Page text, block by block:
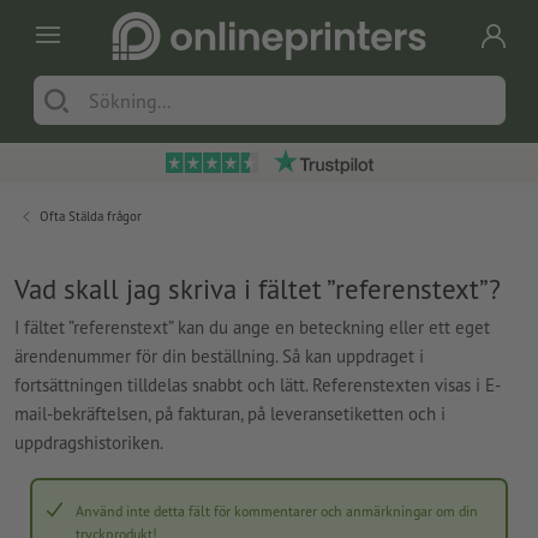
Ofta Stälda frågor
Vad skall jag skriva i fältet ”referenstext”?
I fältet ”referenstext” kan du ange en beteckning eller ett eget
ärendenummer för din beställning. Så kan uppdraget i
fortsättningen tilldelas snabbt och lätt. Referenstexten visas i E-
mail-bekräftelsen, på fakturan, på leveransetiketten och i
uppdragshistoriken.
Använd inte detta fält för kommentarer och anmärkningar om din
tryckprodukt!